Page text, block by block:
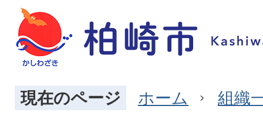
現在のページ ホーム 組織